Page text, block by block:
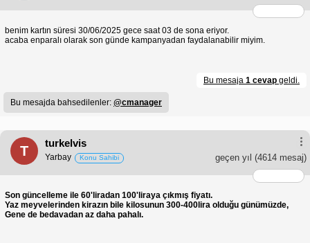
benim kartın süresi 30/06/2025 gece saat 03 de sona eriyor.
acaba enparalı olarak son günde kampanyadan faydalanabilir miyim.
Bu mesaja 1 cevap geldi.
Bu mesajda bahsedilenler: @cmanager
T
turkelvis
geçen yıl (4614 mesaj)
Yarbay Konu Sahibi
Son güncelleme ile 60'liradan 100'liraya çıkmış fiyatı.
Yaz meyvelerinden kirazın bile kilosunun 300-400lira olduğu günümüzde,
Gene de bedavadan az daha pahalı.